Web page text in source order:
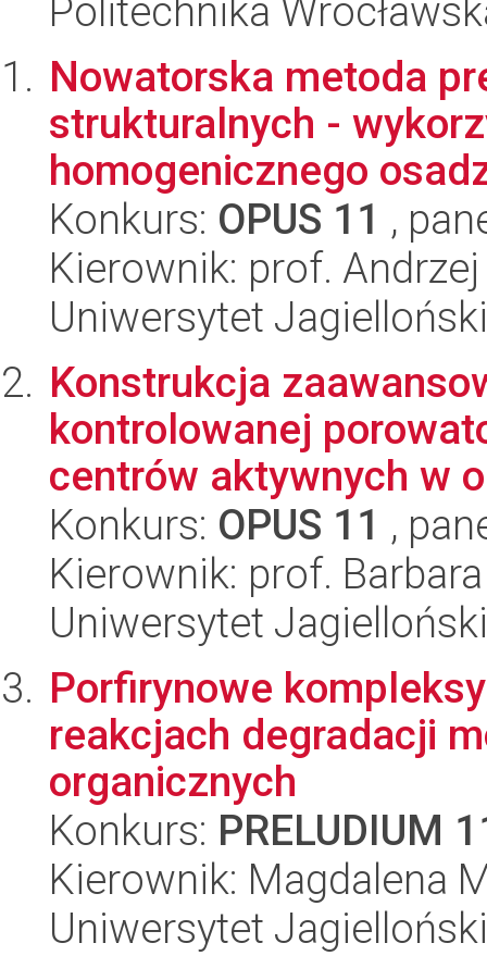
Politechnika
Nowatorska metoda
strukturalnych -
homogenicznego
Konkurs: OPUS 11 ,
Kierownik: prof.
Uniwersytet
Konstrukcja
kontrolowanej
centrów aktywnych w
Konkurs: OPUS 11 ,
Kierownik: prof.
Uniwersytet
Porfirynowe
reakcjach degradacji
organicznych
Konkurs: PRELUDIUM
Kierownik: Magdalena
Uniwersytet